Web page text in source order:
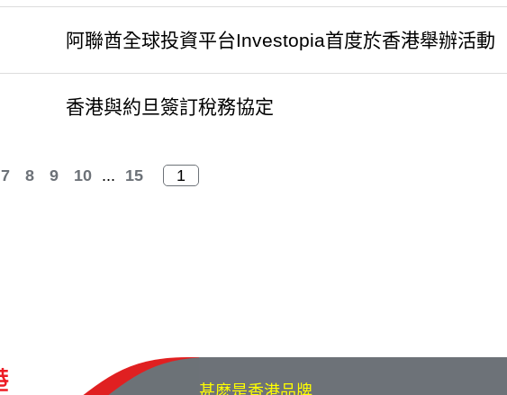
阿聯酋全球投資平台Investopia首度於香港舉辦活
香港與約旦簽訂稅務協定
7 8 9 10 ... 15